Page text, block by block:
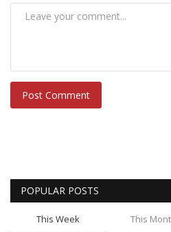
Post Comment
POPULAR POSTS
This Week This